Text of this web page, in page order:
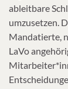
ableitbare
umzusetzen.
Mandatierte,
LaVo